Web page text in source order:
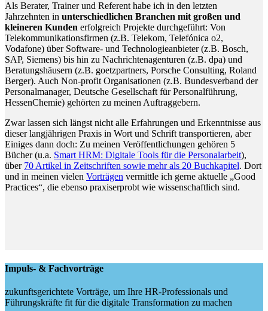
Als Berater, Trainer und Referent habe ich in den letzten
Jahrzehnten in unterschiedlichen Branchen mit großen und
kleineren Kunden erfolgreich Projekte durchgeführt: Von
Telekommunikationsfirmen (z.B. Telekom, Telefónica o2,
Vodafone) über Software- und Technologieanbieter (z.B. Bosch,
SAP, Siemens) bis hin zu Nachrichtenagenturen (z.B. dpa) und
Beratungshäusern (z.B. goetzpartners, Porsche Consulting, Roland
Berger). Auch Non-profit Organisationen (z.B. Bundesverband der
Personalmanager, Deutsche Gesellschaft für Personalführung,
HessenChemie) gehörten zu meinen Auftraggebern.
Zwar lassen sich längst nicht alle Erfahrungen und Erkenntnisse aus
dieser langjährigen Praxis in Wort und Schrift transportieren, aber
Einiges dann doch: Zu meinen Veröffentlichungen gehören 5
Bücher (u.a. Smart HRM: Digitale Tools für die Personalarbeit),
über 70 Artikel in Zeitschriften sowie mehr als 20 Buchkapitel. Dort
und in meinen vielen Vorträgen vermittle ich gerne aktuelle „Good
Practices“, die ebenso praxiserprobt wie wissenschaftlich sind.
Impuls- & Fachvorträge
zukunftsgerichtete Vorträge, um Ihre HR-Professionals und
Führungskräfte fit für die digitale Transformation zu machen